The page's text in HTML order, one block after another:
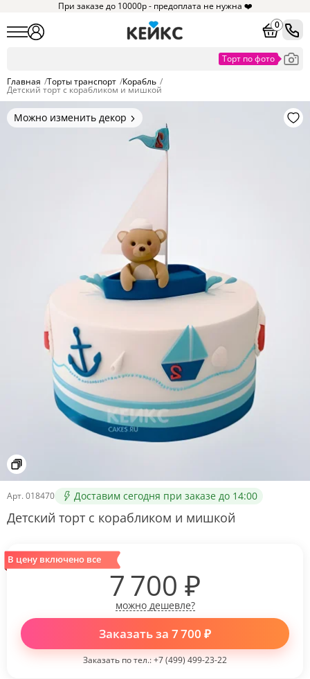
При заказе до 10000р - предоплата не нужна ❤️
0
Главная /Торты транспорт /Корабль /
Детский торт с корабликом и мишкой
Можно изменить декор
Цвет покрытия, надписи,
Арт. 018470 Доставим сегодня при заказе до 14:00
Детский торт с корабликом и мишкой
В цену включено все
7 700 ₽
можно дешевле?
Заказать за 7 700 ₽
Заказать по тел.:+7 (499) 499-23-22